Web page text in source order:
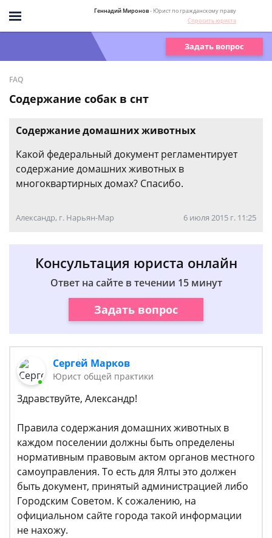
Геннадий Миронов- Юрист по гражданскому праву
Спросить юриста
Задать вопрос
FAQ
Содержание собак в снт
Содержание домашних животных
Какой федеральный документ регламентирует
содержание домашних животных в
многоквартирных домах? Спасибо.
Александр, г. Нарьян-Мар 6 июля 2015 г. 11:25
Консультация юриста онлайн
Ответ на сайте в течении 15 минут
Задать вопрос
Сергей Марков
Юрист общей практики
Здравствуйте, Александр!
Правила содержания домашних животных в
каждом поселении должны быть определены
нормативным правовым актом органов местного
самоуправления. То есть для Ялты это должен
быть документ, принятый администрацией либо
Городским Советом. К сожалению, на
официальном сайте города такой информации
не нахожу.